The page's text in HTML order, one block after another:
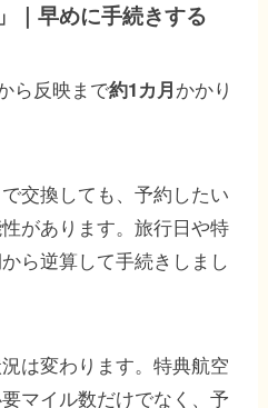
｜早めに手続きする
ら反映まで約1カ月かかり
交換しても、予約したい
があります。旅行日や特
ら逆算して手続きしまし
は変わります。特典航空
マイル数だけでなく、予